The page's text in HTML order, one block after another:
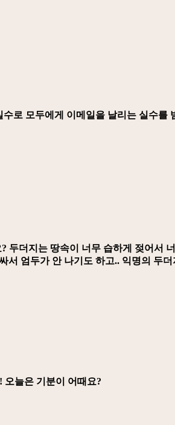
로 모두에게 이메일을 날리는 실수를
더지는 땅속이 너무 습하게 젖어서
서 엄두가 안 나기도 하고.. 익명의 두
늘은 기분이 어때요?